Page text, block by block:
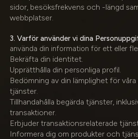
sidor, besöksfrekvens och -längd
webbplatser.
3. Varför använder vi dina
använda din information för ett eller
Bekräfta din identitet.
Upprätthålla din personliga profil.
Bedömning av din lämplighet för
tjänster.
Tillhandahålla begärda tjänster,
transaktioner.
Erbjuder transaktionsrelaterade
Informera dig om produkter och